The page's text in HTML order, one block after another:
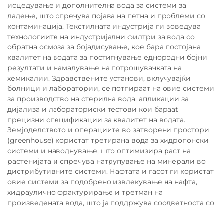
исцедување и дополнителна вода за системи за
ладење, што спречува појава на петна и проблеми со
контаминација. Текстилната индустрија ги воведува
технологиите на индустријални филтри за вода со
обратна осмоза за бојадисување, кое бара постојана
квалитет на водата за постигнување еднородни бојни
резултати и намалување на потрошувачката на
хемикалии. Здравствените установи, вклучувајќи
болници и лаборатории, се потпираат на овие системи
за производство на стерилна вода, апликации за
дијализа и лабораториски тестови кои барaat
прецизни спецификации за квалитет на водата.
Земјоделството и операциите во затворени простори
(greenhouse) користат третирана вода за хидропонски
системи и наводнување, што оптимизира раст на
растенијата и спречува натрупување на минерали во
дистрибутивните системи. Нафтата и гасот ги користат
овие системи за подобрено извлекување на нафта,
хидраулично фрактурирање и третман на
произведената вода, што ја поддржува соодветноста со